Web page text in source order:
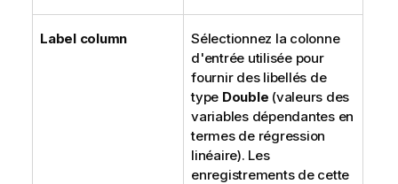
Label column
Sélectionnez la colonne
d'entrée utilisée pour
fournir des libellés de
type Double (valeurs des
variables dépendantes en
termes de régression
linéaire). Les
enregistrements de cette